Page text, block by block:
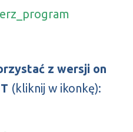
z wersji on
(kliknij w ikonkę):